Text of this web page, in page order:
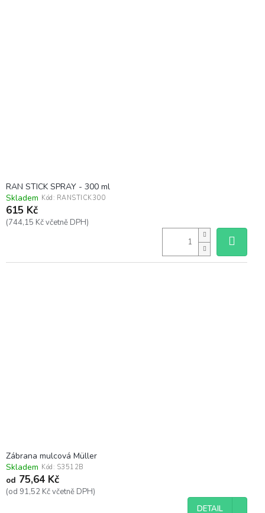
RAN STICK SPRAY - 300 ml
Skladem Kód: RANSTICK300
615 Kč
(744,15 Kč včetně DPH)
Zábrana mulcová Müller
Skladem Kód: S3512B
od 75,64 Kč
(od 91,52 Kč včetně DPH)
DETAIL